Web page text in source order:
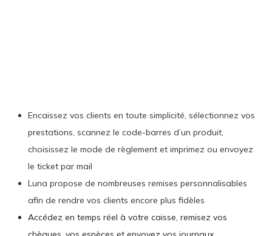
Encaissez vos clients en toute simplicité, sélectionnez vos
prestations, scannez le code-barres d’un produit,
choisissez le mode de règlement et imprimez ou envoyez
le ticket par mail
Luna propose de nombreuses remises personnalisables
afin de rendre vos clients encore plus fidèles
Accédez en temps réel à votre caisse, remisez vos